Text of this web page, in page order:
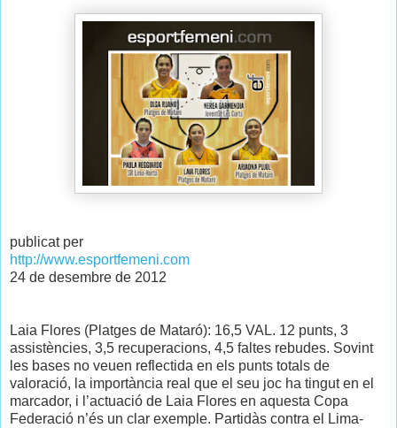
publicat per
http://www.esportfemeni.com
24 de desembre de 2012
Laia Flores (Platges de Mataró): 16,5 VAL. 12 punts, 3
assistències, 3,5 recuperacions, 4,5 faltes rebudes. Sovint
les bases no veuen reflectida en els punts totals de
valoració, la importància real que el seu joc ha tingut en el
marcador, i l’actuació de Laia Flores en aquesta Copa
Federació n’és un clar exemple. Partidàs contra el Lima-